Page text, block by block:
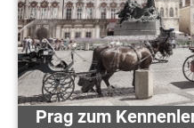
Prag zum